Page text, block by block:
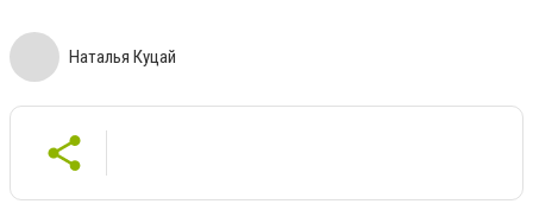
Наталья Куцай